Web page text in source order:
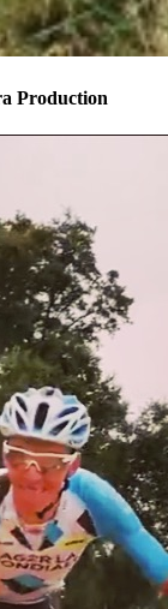
Production